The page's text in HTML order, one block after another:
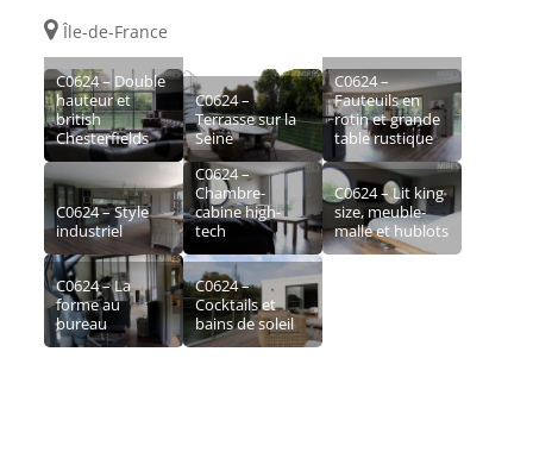
Île-de-France
C0624 – Double
hauteur et
british
Chesterfields
C0624 –
Terrasse sur la
Seine
C0624 –
Fauteuils en
rotin et grande
table rustique
C0624 – Style
industriel
C0624 –
Chambre-
cabine high-
tech
C0624 – Lit king
size, meuble-
malle et hublots
C0624 – La
forme au
bureau
C0624 –
Cocktails et
bains de soleil